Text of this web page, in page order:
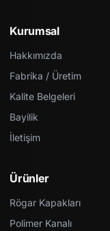
Kurumsal
Hakkımızda
Fabrika / Üretim
Kalite Belgeleri
Bayilik
İletişim
Ürünler
Rögar Kapakları
Polimer Kanalı